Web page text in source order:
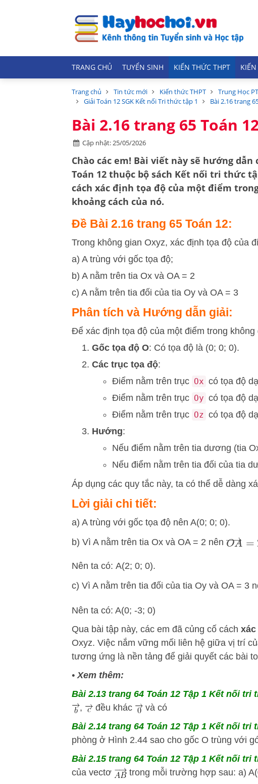
TRANG CHỦ TUYỂN SINH KIẾN THỨC THPT
Trang chủ Tin tức mới Kiến thức THPT Trung Học
Giải Toán 12 SGK Kết nối Tri thức tập 1
Bài 2.16 trang
Bài 2.16 trang 65 Toán
Cập nhật: 25/05/2026
Chào các em! Bài viết này sẽ hướng
Toán 12 thuộc bộ sách Kết nối tri thức
cách xác định tọa độ của một điểm
khoảng cách của nó.
Đề Bài 2.16 trang 65 Toán 12:
Trong không gian Oxyz, xác định tọa độ của
a) A trùng với gốc tọa độ;
b) A nằm trên tia Ox và OA = 2
c) A nằm trên tia đối của tia Oy và OA = 3
Phân tích và Hướng dẫn giải:
Để xác định tọa độ của một điểm trong
Gốc tọa độ O: Có tọa độ là (0; 0; 0).
Các trục tọa độ:
Điểm nằm trên trục Ox có tọa độ
Điểm nằm trên trục Oy có tọa độ
Điểm nằm trên trục Oz có tọa độ
Hướng:
Nếu điểm nằm trên tia dương (tia
Nếu điểm nằm trên tia đối của tia
Áp dụng các quy tắc này, ta có thể dễ dàng
Lời giải chi tiết:
a) A trùng với gốc tọa độ nên A(0; 0; 0).
b) Vì A nằm trên tia Ox và OA = 2 nên OA →
Nên ta có: A(2; 0; 0).
c) Vì A nằm trên tia đối của tia Oy và OA = 3
Nên ta có: A(0; -3; 0)
Qua bài tập này, các em đã củng cố cách xác
Oxyz. Việc nắm vững mối liên hệ giữa vị trí
tương ứng là nền tảng để giải quyết các bài
• Xem thêm:
Bài 2.13 trang 64 Toán 12 Tập 1 Kết nối tri
,
đều khác
và có
Bài 2.14 trang 64 Toán 12 Tập 1 Kết nối tri
phòng ở Hình 2.44 sao cho gốc O trùng với
Bài 2.15 trang 64 Toán 12 Tập 1 Kết nối tri
của vectơ
trong mỗi trường hợp sau: a)